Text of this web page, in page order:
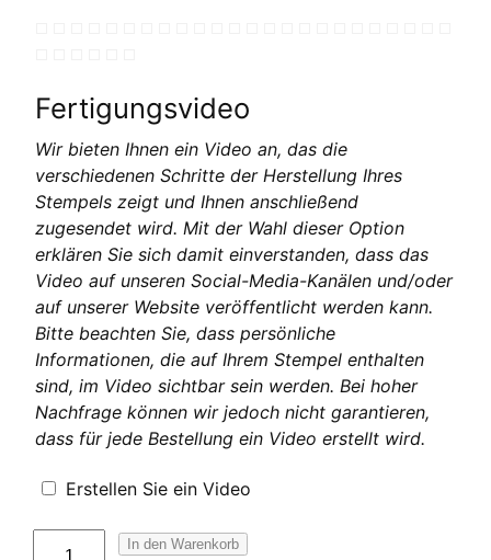
Fertigungsvideo
Wir bieten Ihnen ein Video an, das die
verschiedenen Schritte der Herstellung Ihres
Stempels zeigt und Ihnen anschließend
zugesendet wird. Mit der Wahl dieser Option
erklären Sie sich damit einverstanden, dass das
Video auf unseren Social-Media-Kanälen und/oder
auf unserer Website veröffentlicht werden kann.
Bitte beachten Sie, dass persönliche
Informationen, die auf Ihrem Stempel enthalten
sind, im Video sichtbar sein werden. Bei hoher
Nachfrage können wir jedoch nicht garantieren,
dass für jede Bestellung ein Video erstellt wird.
Erstellen Sie ein Video
In den Warenkorb